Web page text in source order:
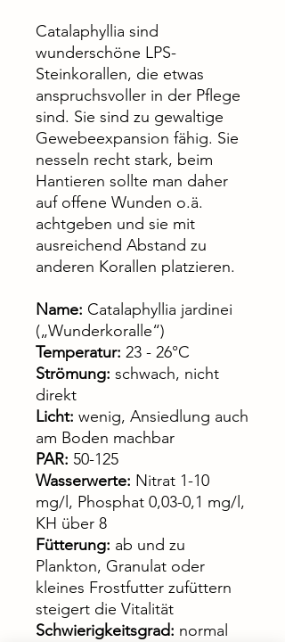
Catalaphyllia sind
wunderschöne LPS-
Steinkorallen, die etwas
anspruchsvoller in der Pflege
sind. Sie sind zu gewaltige
Gewebeexpansion fähig. Sie
nesseln recht stark, beim
Hantieren sollte man daher
auf offene Wunden o.ä.
achtgeben und sie mit
ausreichend Abstand zu
anderen Korallen platzieren.
Name: Catalaphyllia jardinei
(„Wunderkoralle“)
Temperatur: 23 - 26°C
Strömung: schwach, nicht
direkt
Licht: wenig, Ansiedlung auch
am Boden machbar
PAR: 50-125
Wasserwerte: Nitrat 1-10
mg/l, Phosphat 0,03-0,1 mg/l,
KH über 8
Fütterung: ab und zu
Plankton, Granulat oder
kleines Frostfutter zufüttern
steigert die Vitalität
Schwierigkeitsgrad: normal